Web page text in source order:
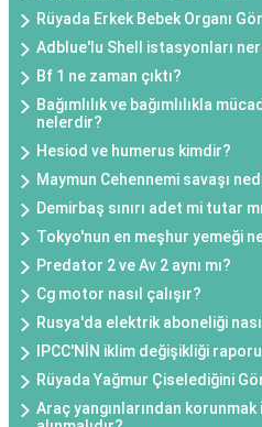
Rüyada Erkek Bebek Organı
Adblue'lu Shell istasyonları
Bf 1 ne zaman çıktı?
Bağımlılık ve bağımlılıkla
nelerdir?
Hesiod ve humerus kimdir?
Maymun Cehennemi savaşı
Demirbaş sınırı adet mi tutar
Tokyo'nun en meşhur yemeği
Predator 2 ve Av 2 aynı mı?
Cg motor nasıl çalışır?
Rusya'da elektrik aboneliği
IPCC'NİN iklim değişikliği
Rüyada Yağmur Çiselediğini
Araç yangınlarından